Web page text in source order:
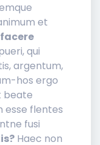
et
qui
argentum,
hos ergo
beate
esse flentes
fusi
Haec non